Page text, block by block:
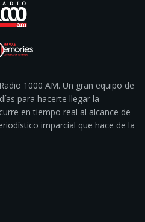
1000 AM. Un gran equipo de
para hacerte llegar la
en tiempo real al alcance de
imparcial que hace de la